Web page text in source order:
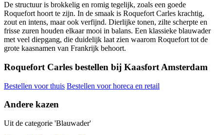
De structuur is brokkelig en romig tegelijk, zoals een goede
Roquefort hoort te zijn. In de smaak is Roquefort Carles krachtig,
zout en intens, maar ook verfijnd. Dierlijke tonen, zilte scherpte en
frisse zuren houden elkaar mooi in balans. Een klassieke blauwader
met veel diepgang, die duidelijk laat zien waarom Roquefort tot de
grote kaasnamen van Frankrijk behoort.
Roquefort Carles bestellen bij Kaasfort Amsterdam
Bestellen voor thuis Bestellen voor horeca en retail
Andere kazen
Uit de categorie 'Blauwader'